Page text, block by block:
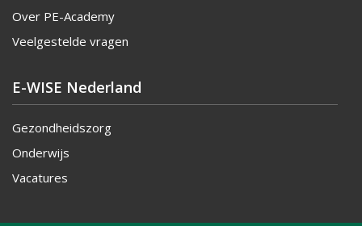
Over PE-Academy
Veelgestelde vragen
E-WISE Nederland
Gezondheidszorg
Onderwijs
Vacatures